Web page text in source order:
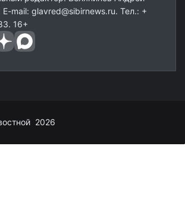
E-mail: glavred@sibirnews.ru. Тел.: +
16+
2026